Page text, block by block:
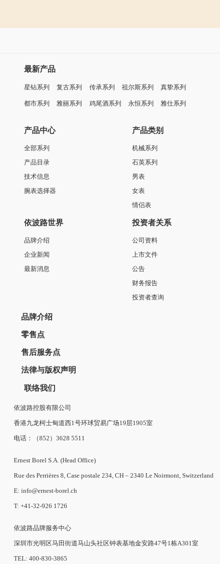
最新产品
星钻系列 复古系列 传承系列 祖尔斯系列 真挚系列
都市系列 雅丽系列 鸡尾酒系列 永恒系列 雅仕系列
产品中心
全部系列
产品目录
技术信息
腕表选择器
产品类别
机械系列
石英系列
男表
女表
情侣表
依波路世界
品牌介绍
企业新闻
最新消息
投资者关系
公司资料
上市文件
公告
财务报告
投资者查询
品牌介绍
零售点
售后服务点
法律与版权声明
联络我们
依波路控股有限公司
香港九龙柯士甸道西1号环球贸易广场19层1905室
电话：（852）3628 5511
Ernest Borel S.A. (Head Office)
Rue des Perrières 8, Case postale 234, CH – 2340 Le Noirmont, Switzerland
E: info@ernest-borel.ch
T: +41-32-926 1726
依波路品牌服务中心
深圳市光明区马田街道马山头社区钟表基地金安路47号1栋A301室
TEL: 400-830-3865